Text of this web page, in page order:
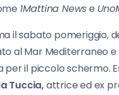
1Mattina Newse
il sabato pomeriggio,
al Mar Mediterraneo
per il piccolo schermo.
Tuccia,attrice ed ex